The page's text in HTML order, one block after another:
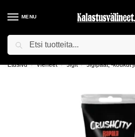
MENU
ILMAINEN TOIMITUS YLI 75€
Etusivu / Vieheet / Jigit / Jigipäät, -koukut